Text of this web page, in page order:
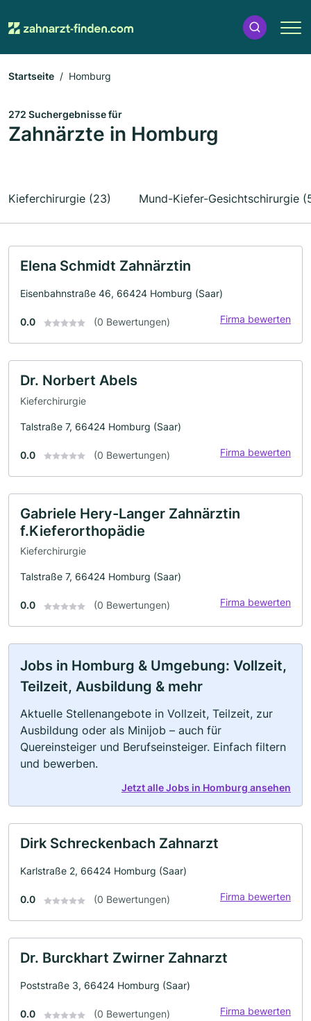
Startseite Homburg
272 Suchergebnisse für
Zahnärzte in Homburg
Kieferchirurgie (23) Mund-Kiefer-Gesichtschirurgie
Elena Schmidt Zahnärztin
Eisenbahnstraße 46, 66424 Homburg (Saar)
0.0 (0 Bewertungen) Firma bewerten
Dr. Norbert Abels
Kieferchirurgie
Talstraße 7, 66424 Homburg (Saar)
0.0 (0 Bewertungen) Firma bewerten
Gabriele Hery-Langer Zahnärztin
f.Kieferorthopädie
Kieferchirurgie
Talstraße 7, 66424 Homburg (Saar)
0.0 (0 Bewertungen) Firma bewerten
Jobs in Homburg & Umgebung: Vollzeit,
Teilzeit, Ausbildung & mehr
Aktuelle Stellenangebote in Vollzeit, Teilzeit, zur
Ausbildung oder als Minijob – auch für
Quereinsteiger und Berufseinsteiger. Einfach filtern
und bewerben.
Jetzt alle Jobs in Homburg ansehen
Dirk Schreckenbach Zahnarzt
Karlstraße 2, 66424 Homburg (Saar)
0.0 (0 Bewertungen) Firma bewerten
Dr. Burckhart Zwirner Zahnarzt
Poststraße 3, 66424 Homburg (Saar)
0.0 (0 Bewertungen) Firma bewerten